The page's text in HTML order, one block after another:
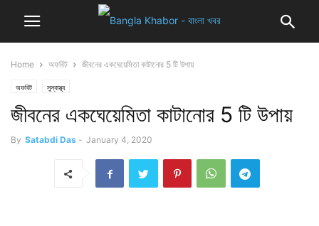
Home অফবিট জীবনের একঘেয়েমিতা কাটানোর 5 টি উপায়
অফবিট সুস্বাস্থ্য
জীবনের একঘেয়েমিতা কাটানোর 5 টি উপায়
By Satabdi Das - January 4, 2020